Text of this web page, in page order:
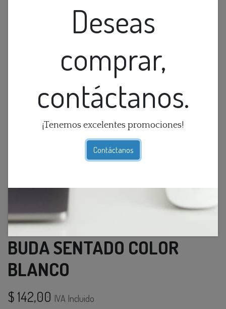
Deseas
comprar,
contáctanos.
¡Tenemos excelentes promociones!
Contáctanos
FIGURA DE CERAMCIA DE
BUDA SENTADO COLOR
BLANCO
$ 142,00 IVA Incluido